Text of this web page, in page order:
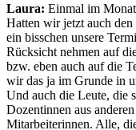
Laura: Einmal im
Hatten wir jetzt auch
ein bisschen unsere
Rücksicht nehmen auf
bzw. eben auch auf die
wir das ja im Grunde in
Und auch die Leute, die
Dozentinnen aus
Mitarbeiterinnen. Alle,